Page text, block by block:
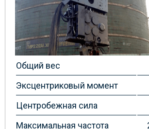
Общий вес
Эксцентриковый момент
Центробежная сила
Максимальная частота